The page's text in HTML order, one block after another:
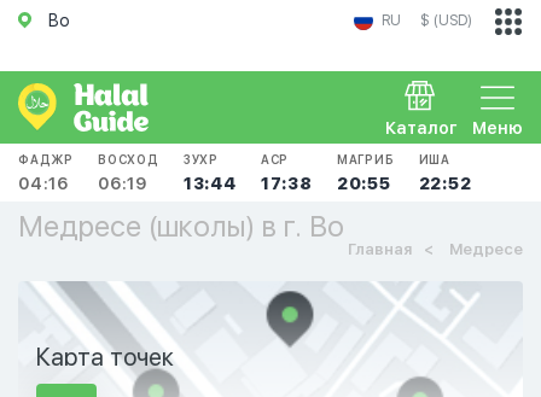
Во RU $ (USD)
Меню
Каталог
ФАДЖР
04:16
ВОСХОД
06:19
ЗУХР
13:44
АСР
17:38
МАГРИБ
20:55
ИША
22:52
Медресе (школы) в г. Во
Главная Медресе
Карта точек